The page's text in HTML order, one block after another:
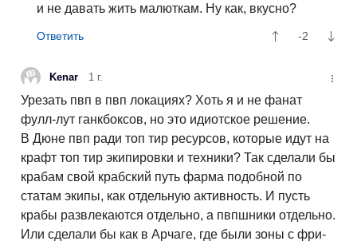
и не давать жить малюткам. Ну как, вкусно?
-2
Kenar 1 г.
Урезать пвп в пвп локациях? Хоть я и не фанат
фулл-лут ганкбоксов, но это идиотское решение.
В Дюне пвп ради топ тир ресурсов, которые идут на
крафт топ тир экипировки и техники? Так сделали бы
крабам свой крабский путь фарма подобной по
статам экипы, как отдельную активность. И пусть
крабы развлекаются отдельно, а пвпшники отдельно.
Или сделали бы как в Арчаге, где были зоны с фри-